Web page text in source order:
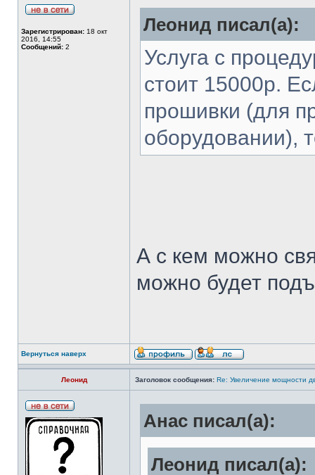
Зарегистрирован: 18 окт
2016, 14:55
Сообщений: 2
Леонид писал(а):
Услуга с
стоит 15000р.
прошивки (для
оборудовании),
А с кем можно
можно будет
Вернуться наверх
Леонид Заголовок сообщения: Re: Увеличение мощности
Анас писал(а):
Леонид писал(а):